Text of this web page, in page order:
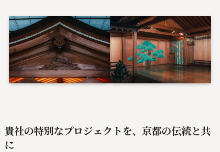
貴社の特別なプロジェクトを、京都の伝統と共
に